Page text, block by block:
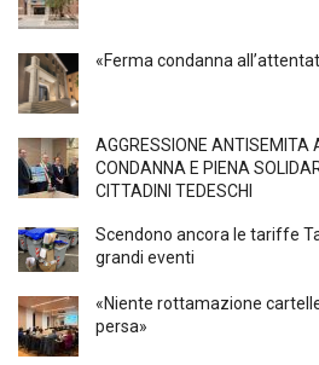
«Ferma condanna
AGGRESSIONE ANTISEMITA
CONDANNA E PIENA
CITTADINI TEDESCHI
Scendono ancora le tariffe
grandi eventi
«Niente rottamazione
persa»